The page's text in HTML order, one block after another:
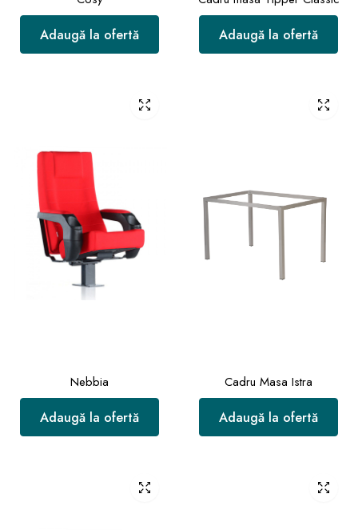
Adaugă la ofertă Adaugă la ofertă
Nebbia
Adaugă la ofertă
Cadru Masa Istra
Adaugă la ofertă